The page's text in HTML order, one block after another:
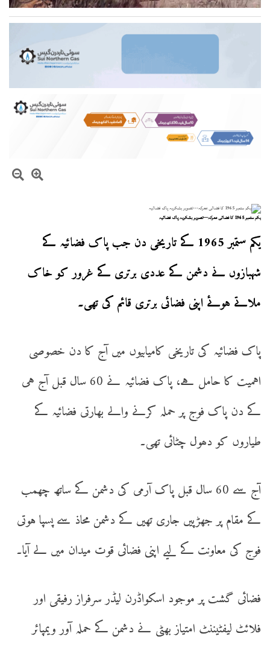
یکم ستمبر 1965 کا فضائی معرکہ—تصویر بشکریہ پاک فضائیہ
یکم ستمبر 1965 کے تاریخی دن جب پاک فضائیہ کے
شہبازوں نے دشمن کے عددی برتری کے غرور کو خاک
ملاتے ہوئے اپنی فضائی برتری قائم کی تھی۔
پاک فضائیہ کی تاریخی کامیابیوں میں آج کا دن خصوصی
اہمیت کا حامل ہے، پاک فضائیہ نے 60 سال قبل آج ہی
کے دن پاک فوج پر حملہ کرنے والے بھارتی فضائیہ کے
طیاروں کو دھول چٹائی تھی۔
آج سے 60 سال قبل پاک آرمی کی دشمن کے ساتھ چھمب
کے مقام پر جھڑپیں جاری تھیں کے دشمن محاذ سے پسپا ہوتی
فوج کی معاونت کے لیے اپنی فضائی قوت میدان میں لے آیا۔
فضائی گشت پر موجود اسکواڈرن لیڈر سرفراز رفیقی اور
فلائٹ لیفٹیننٹ امتیاز بھٹی نے دشمن کے حملہ آور ویمپائر